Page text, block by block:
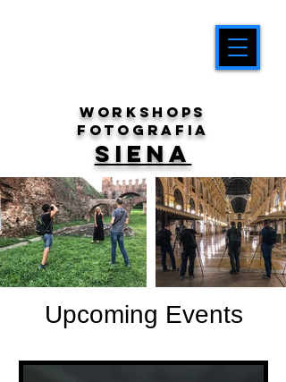
workshops
fotografia
SIENA
Upcoming Events